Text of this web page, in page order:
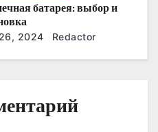
батарея: выбор и
2024 Redactor